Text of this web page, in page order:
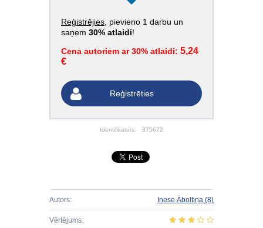
Reģistrējies , pievieno 1 darbu un
saņem 30% atlaidi!
Cena autoriem ar 30% atlaidi: 5,24
€
Reģistrēties
Identifikators: 375672
Autors: Inese Āboltiņa (8)
Vērtējums: